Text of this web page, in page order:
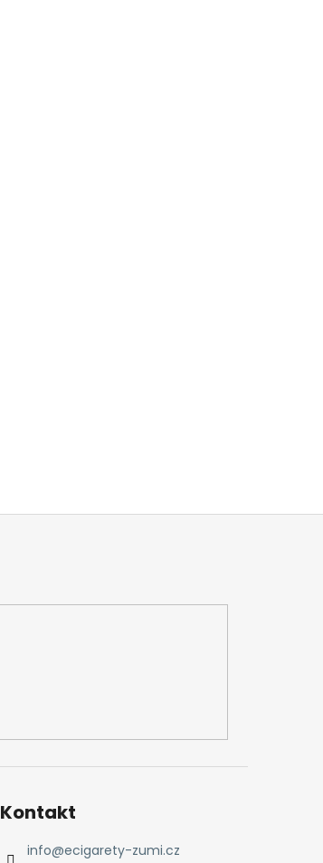
Kontakt
info@ecigarety-zumi.cz